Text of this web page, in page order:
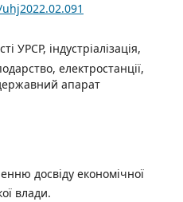
УРСР, індустріалізація,
електростанції,
апарат
досвіду економічної
влади.